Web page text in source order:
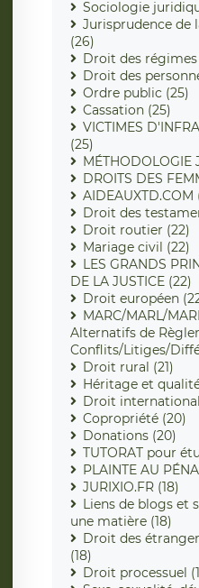
Sociologie
Jurisprudence de
(26)
Droit des
Droit des
Ordre public (25)
Cassation (25)
VICTIMES
(25)
MÉTHODOLOGIE
DROITS DES
AIDEAUXTD.COM
Droit des
Droit routier (22)
Mariage civil (22)
LES GRANDS
DE LA JUSTICE (22)
Droit européen
MARC/MARL/
Alternatifs de
Conflits/Litiges/
Droit rural (21)
Héritage et
Droit
Copropriété (20)
Donations (20)
TUTORAT pour
PLAINTE AU
JURIXIO.FR (18)
Liens de blogs et
une matière (18)
Droit des
(18)
Droit processuel